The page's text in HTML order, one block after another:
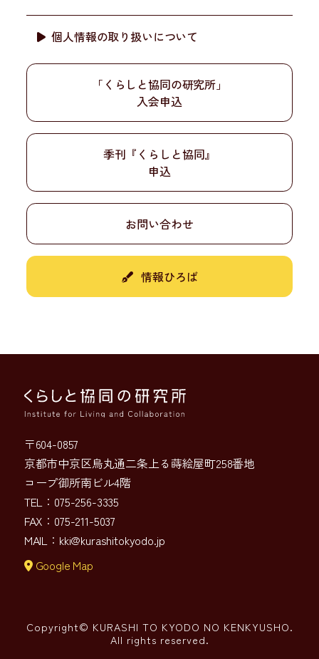
個人情報の取り扱いについて
「くらしと協同の研究所」
入会申込
季刊『くらしと協同』
申込
お問い合わせ
情報ひろば
〒604-0857
京都市中京区烏丸通二条上る蒔絵屋町258番地
コープ御所南ビル4階
TEL：075-256-3335
FAX：075-211-5037
MAIL： kki@kurashitokyodo.jp
Google Map
Copyright© KURASHI TO KYODO NO KENKYUSHO.
All rights reserved.